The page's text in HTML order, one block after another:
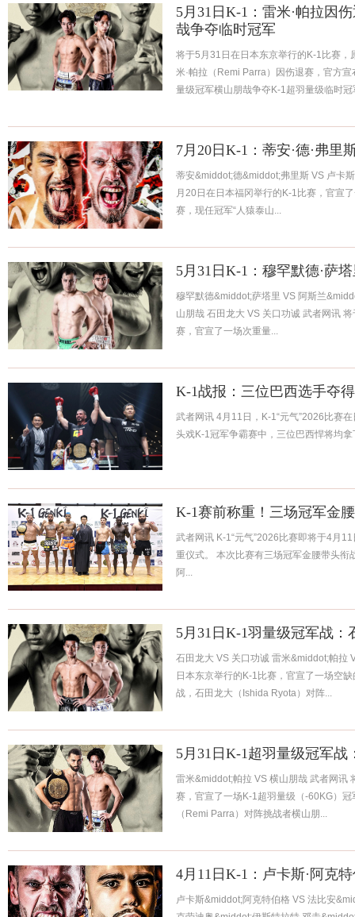
5月31日K-1：雷米·帕拉因
哉争夺临时冠军
将于5月31日在日本东京举行的K-1比赛
米·帕拉（Remi Parra）因伤退赛，官方
量级冠军横山朋哉争夺K-1超羽量级临时
7月20日K-1：蒂安·德·弗里
蒂安&middot;德&middot;弗里斯 VS 卢卡
月20日在日本福冈举行的K-1比赛，官宣
赛，现任冠军“人猿泰山...
5月31日K-1：穆罕默德·萨
穆罕默德&middot;萨塔里 VS 阿斯兰
山朋哉 石田龙大 VS 关口功诚 武者网讯
赛，官宣了一场次重量...
K-1战报：三位巴西选手夺
武者网讯 4月11日，K-1“元气”2026比赛
头戏K-1冠军争霸赛中，三位巴西悍将均
K-1赛前称重！三场冠军金
武者网讯 K-1“元气”2026比赛即将于4月
重仪式。 本次比赛有三场冠军金腰带头
阿...
5月31日K-1羽量级冠军战：
石田龙大 VS 关口功诚 雷米&middot;帕拉
日本东京举行的K-1比赛，官宣了一场空
战，石田龙大（Ishida Ryota）对阵...
5月31日K-1超羽量级冠军战
雷米&middot;帕拉 VS 横山朋哉 武者网讯
赛，官宣了一场K-1超羽量级（-60KG）
（Remi Parra）对阵挑战者横山朋...
4月11日K-1：卢卡斯·阿克
卢卡斯&middot;阿克特伯格 VS 法比安